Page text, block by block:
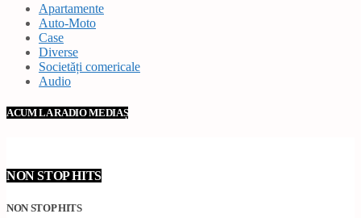
Apartamente
Auto-Moto
Case
Diverse
Societăți comericale
Audio
ACUM LA RADIO MEDIAȘ
NON STOP HITS
NON STOP HITS